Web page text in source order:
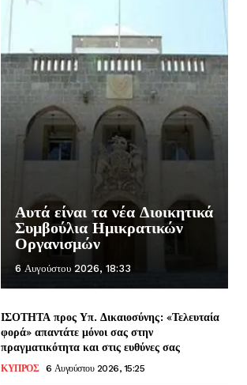
Αυτά είναι τα νέα Διοικητικά
Συμβούλια Ημικρατικών
Οργανισμών
6 Αυγούστου 2026, 18:33
ΙΣΟΤΗΤΑ προς Υπ. Δικαιοσύνης: «Τελευταία
φορά» απαντάτε μόνοι σας στην
πραγματικότητα και στις ευθύνες σας
ΚΥΠΡΟΣ 6 Αυγούστου 2026, 15:25